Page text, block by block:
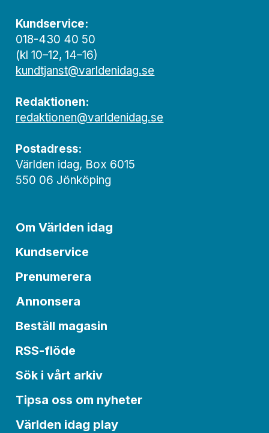
Kundservice:
018-430 40 50
(kl 10–12, 14–16)
kundtjanst@varldenidag.se
Redaktionen:
redaktionen@varldenidag.se
Postadress:
Världen idag, Box 6015
550 06 Jönköping
Om Världen idag
Kundservice
Prenumerera
Annonsera
Beställ magasin
RSS-flöde
Sök i vårt arkiv
Tipsa oss om nyheter
Världen idag play